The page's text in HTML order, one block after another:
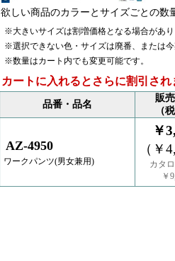
欲しい商品のカラーとサイズごとの数
※大きいサイズは割増価格となる場合があ
※選択できない色・サイズは廃番、または
※数量はカート内でも変更可能です。
カートに入れるとさらに割引され
品番・品名
販
（
AZ-4950
ワークパンツ(男女兼用)
￥
（￥
カタ
￥